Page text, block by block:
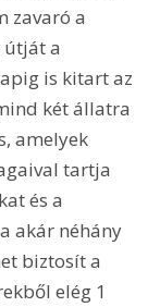
zavaró a
útját a
is kitart az
két állatra
amelyek
tartja
és a
akár néhány
biztosít a
elég 1